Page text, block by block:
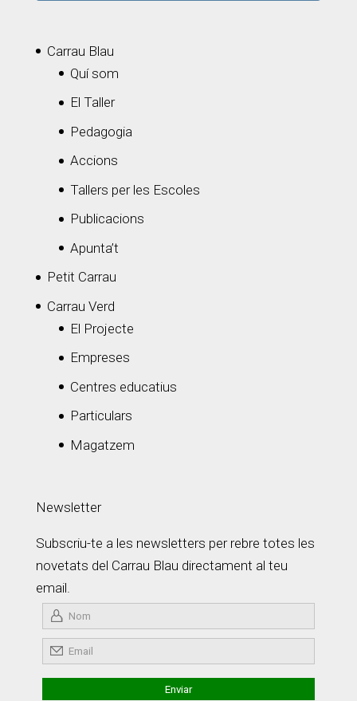
Carrau Blau
Quí som
El Taller
Pedagogia
Accions
Tallers per les Escoles
Publicacions
Apunta’t
Petit Carrau
Carrau Verd
El Projecte
Empreses
Centres educatius
Particulars
Magatzem
Newsletter
Subscriu-te a les newsletters per rebre totes les
novetats del Carrau Blau directament al teu
email.